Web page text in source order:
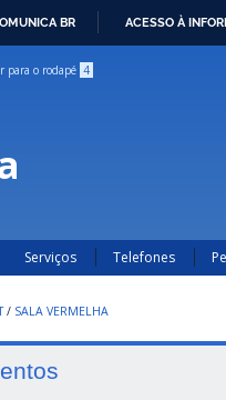
BR ACESSO À
para o rodapé 4
Serviços Telefones
/ SALA VERMELHA